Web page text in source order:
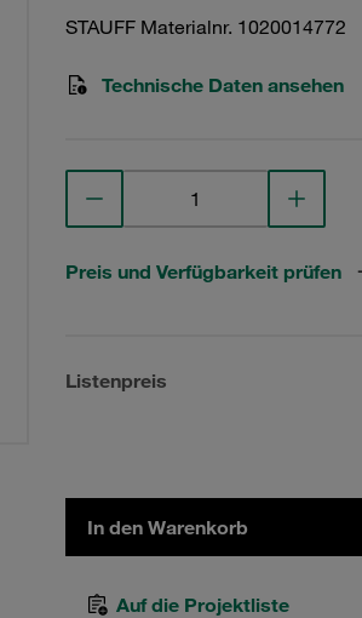
STAUFF Materialnr. 1020014772
Technische Daten ansehen
Preis und Verfügbarkeit prüfen
Listenpreis
In den Warenkorb
Auf die Projektliste